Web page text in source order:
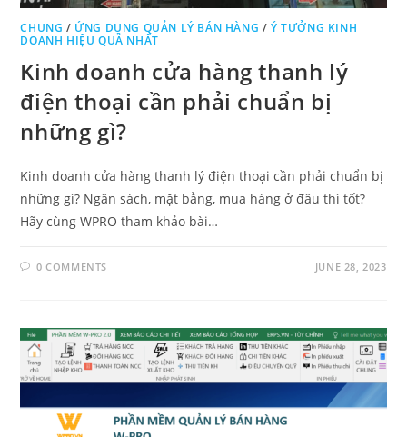
CHUNG / ỨNG DỤNG QUẢN LÝ BÁN HÀNG /Ý TƯỞNG KINH
DOANH HIỆU QUẢ NHẤT
Kinh doanh cửa hàng thanh lý
điện thoại cần phải chuẩn bị
những gì?
Kinh doanh cửa hàng thanh lý điện thoại cần phải chuẩn bị
những gì? Ngân sách, mặt bằng, mua hàng ở đâu thì tốt?
Hãy cùng WPRO tham khảo bài…
0 COMMENTS JUNE 28, 2023